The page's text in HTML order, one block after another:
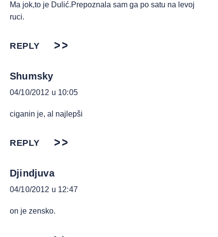
Ma jok,to je Dulić.Prepoznala sam ga po satu na levoj
ruci.
REPLY
Shumsky
04/10/2012 u 10:05
ciganin je, al najlepši
REPLY
Djindjuva
04/10/2012 u 12:47
on je zensko.